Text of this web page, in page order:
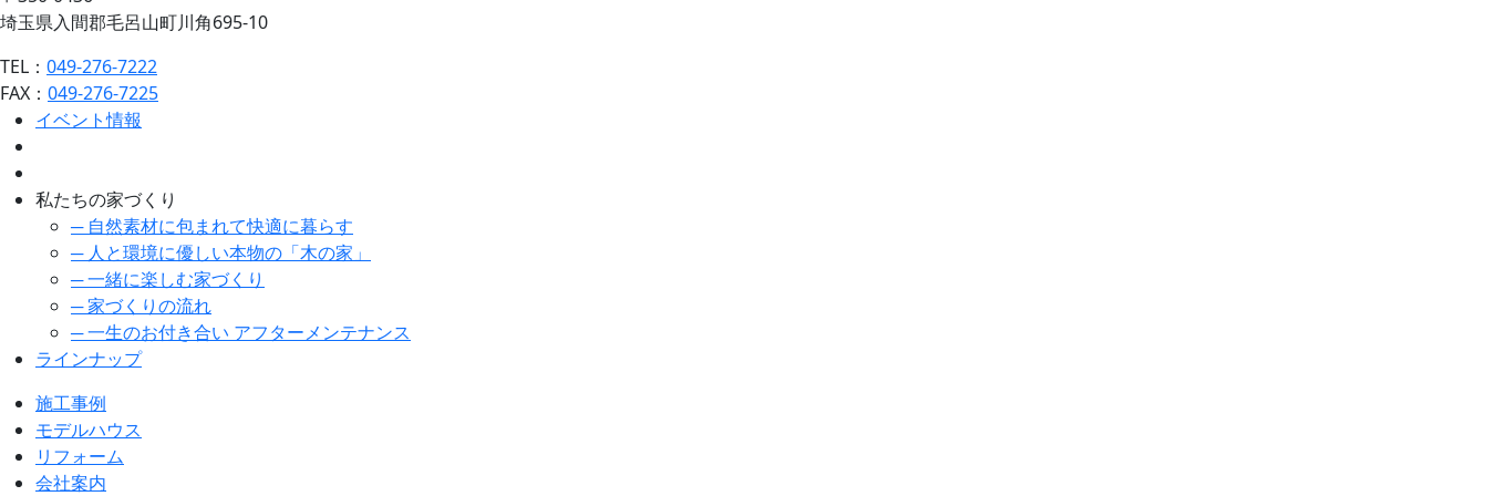
埼玉県入間郡毛呂山町川角695-10
TEL： 049-276-7222
FAX： 049-276-7225
イベント情報
私たちの家づくり
─ 自然素材に包まれて快適に暮らす
─ 人と環境に優しい本物の「木の家」
─ 一緒に楽しむ家づくり
─ 家づくりの流れ
─ 一生のお付き合い アフターメンテナンス
ラインナップ
施工事例
モデルハウス
リフォーム
会社案内